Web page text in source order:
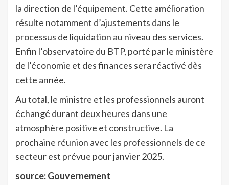
la direction de l’équipement. Cette amélioration
résulte notamment d’ajustements dans le
processus de liquidation au niveau des services.
Enfin l’observatoire du BTP, porté par le ministère
de l’économie et des finances sera réactivé dès
cette année.
Au total, le ministre et les professionnels auront
échangé durant deux heures dans une
atmosphère positive et constructive. La
prochaine réunion avec les professionnels de ce
secteur est prévue pour janvier 2025.
source: Gouvernement